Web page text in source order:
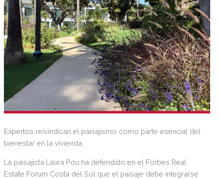
Expertos reivindican el paisajismo como parte esencial del
bienestar en la vivienda
La paisajista Laura Pou ha defendido en el Forbes Real
Estate Forum Costa del Sol que el paisaje debe integrarse